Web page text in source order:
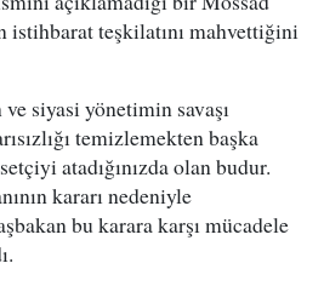
istihbarat teşkilatını mahvettiğini
siyasi yönetimin savaşı
temizlemekten başka
atadığınızda olan budur.
kararı nedeniyle
bu karara karşı mücadele